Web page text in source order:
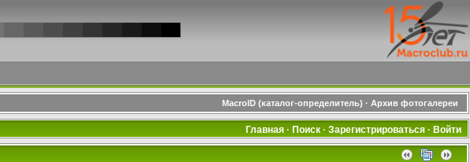
MacroID (каталог-определитель) · Архив фотогалереи
Главная · Поиск · Зарегистрироваться · Войти